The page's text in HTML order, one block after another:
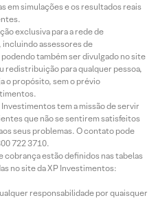
em simulações e os resultados reais
exclusiva para a rede de
assessores de
também ser divulgado no site
redistribuição para qualquer pessoa,
o propósito, sem o prévio
tem a missão de servir
que não se sentirem satisfeitos
seus problemas. O contato pode
722 3710.
cobrança estão definidos nas tabelas
no site da XP Investimentos:
responsabilidade por quaisquer